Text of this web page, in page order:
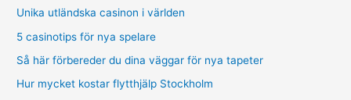
Unika utländska casinon i världen
5 casinotips för nya spelare
Så här förbereder du dina väggar för nya tapeter
Hur mycket kostar flytthjälp Stockholm